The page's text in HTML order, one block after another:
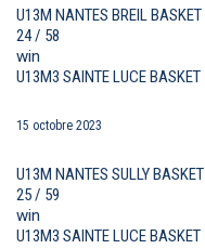
U13M NANTES BREIL BASKET
24 / 58
win
U13M3 SAINTE LUCE BASKET
15 octobre 2023
U13M NANTES SULLY BASKET
25 / 59
win
U13M3 SAINTE LUCE BASKET